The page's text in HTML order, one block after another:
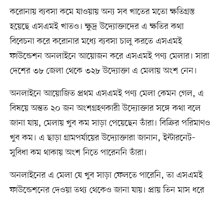
করোনায় ব্যবসা কমে যাওয়ায় অন্য সব খাতের মতো ক্ষতিগ্রস্ত
হয়েছে এসএমই খাতও। ক্ষুদ্র উদ্যোক্তাদের এ ক্ষতির কথা
বিবেচনা করে করোনার মধ্যে ব্যবসা চালু করতে এসএমই
ফাউন্ডেশন অনলাইনে আয়োজন করে এসএমই পণ্য মেলার। সারা
দেশের ৩৮ জেলা থেকে ৩২৮ উদ্যোক্তা এ মেলায় অংশ নেন।
অনলাইনে আয়োজিত প্রথম এসএমই পণ্য মেলা কেমন গেল, এ
বিষয়ে অন্তত ২০ জন অংশগ্রহণকারী উদ্যোক্তার সঙ্গে কথা বলে
জানা যায়, মেলায় খুব কম সাড়া পেয়েছেন তাঁরা। বিক্রির পরিমাণও
খুব কম। এ ছাড়া গ্রামপর্যায়ের উদ্যোক্তারা জানান, ইন্টারনেট–
সুবিধা কম থাকায় অংশ নিতে পারেননি তাঁরা।
অনলাইনের এ মেলা যে খুব সাড়া ফেলতে পারেনি, তা এসএমই
ফাউন্ডেশনের দেওয়া তথ্য থেকেও জানা যায়। প্রায় তিন মাস ধরে